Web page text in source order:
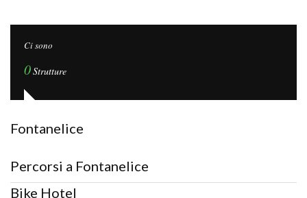
Ci sono
0Strutture
Fontanelice
Percorsi a Fontanelice
Bike Hotel